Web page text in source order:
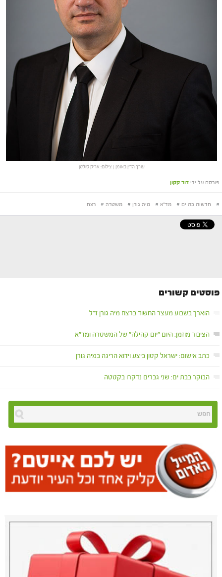
עורך הדין באומן | צילום: אריק סולטן
פורסם על ידי דוד קקון
# חדשות בת ים # מד"א # מיה גורן # משטרה # רצח
פוסטים קשורים
הוארך בשבוע מעצר החשוד ברצח מיה גורן ז"ל
הציבור מוזמן: היום "יום קהילה" של המשטרה ומד"א
כתב אישום: ישראל קטון ביצע וידוא הריגה במיה גורן
הבוקר בבת ים: שני גברים נדקרו בקטטה